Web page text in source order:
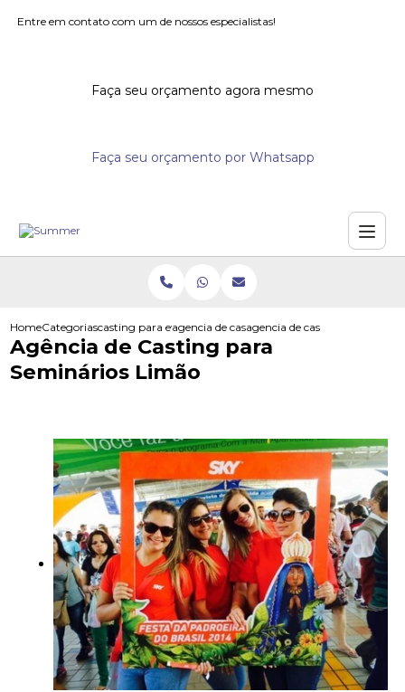
Entre em contato com um de nossos especialistas!
Faça seu orçamento agora mesmo
Faça seu orçamento por Whatsapp
HomeCategoriascasting para eventosagencia de casting para eventos
agencia de casting para
Agência de Casting para
Seminários Limão